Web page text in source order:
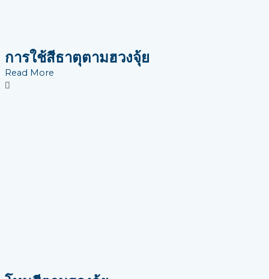
การใช้สีธาตุตามฮวงจุ้ย
Read More